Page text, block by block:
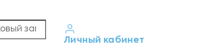
Личный кабинет